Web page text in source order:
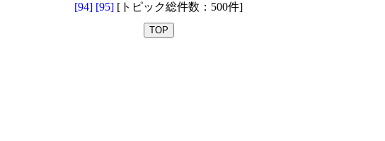
[94] [95] [トピック総件数：500件]